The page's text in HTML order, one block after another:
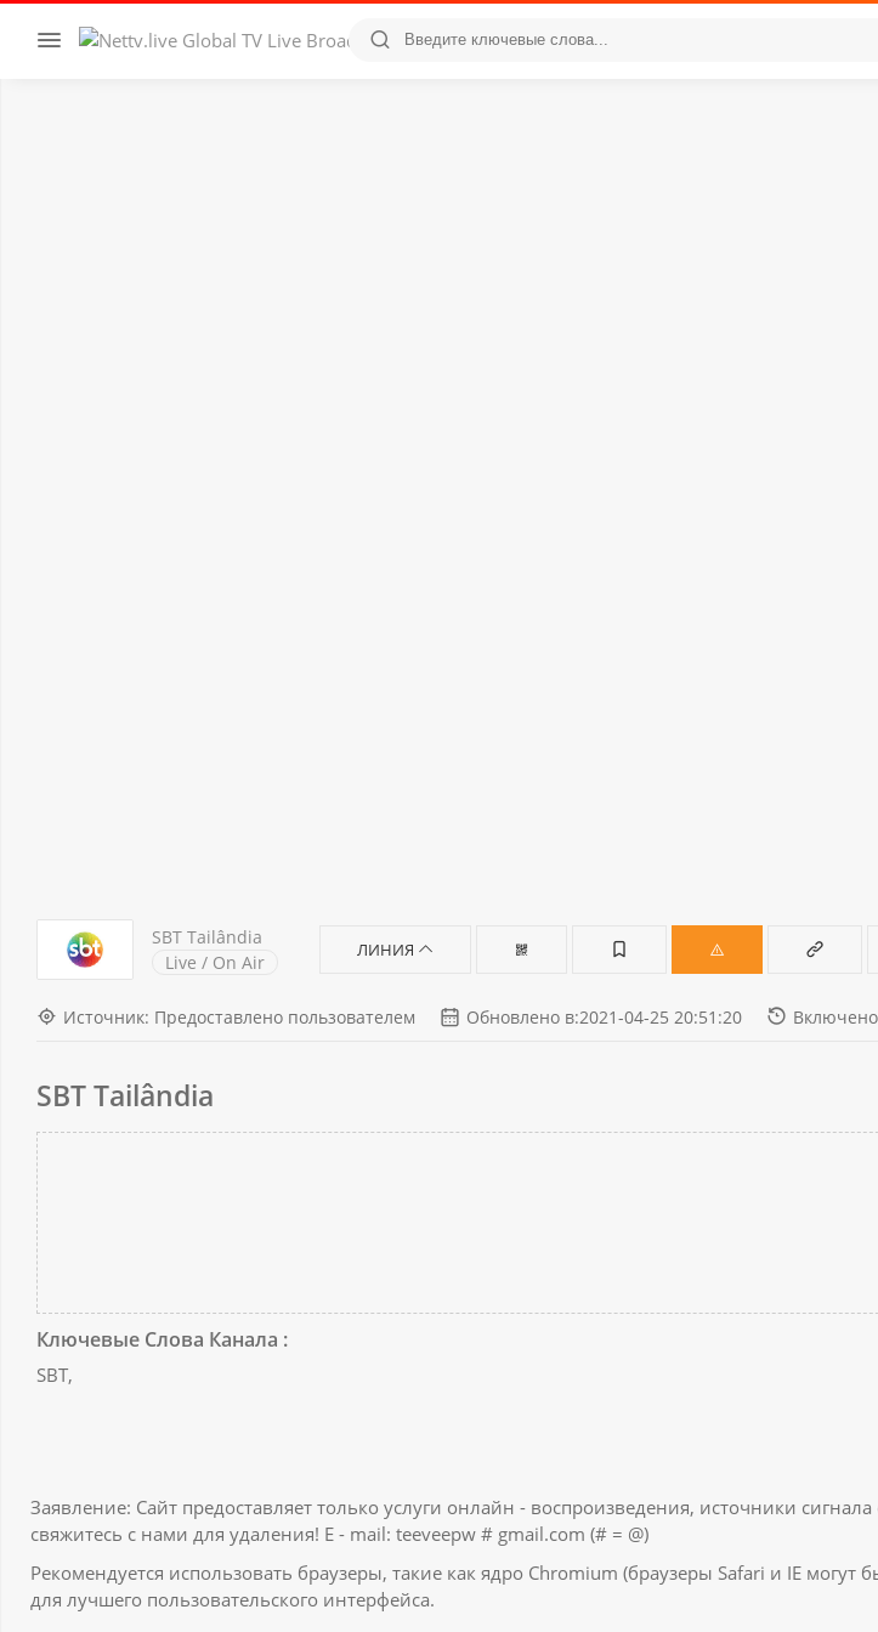
SBT Tailândia
Live / On Air
ЛИНИЯ
Источник: Предоставлено пользователем Обновлено в:2021-04-25 20:51:20
SBT Tailândia
Ключевые Слова Канала :
SBT,
Заявление: Сайт предоставляет только услуги онлайн - воспроизведения, источники
свяжитесь с нами для удаления! E - mail: teeveepw # gmail.com (# = @)
Рекомендуется использовать браузеры, такие как ядро Chromium (браузеры Safari и IE
для лучшего пользовательского интерфейса.